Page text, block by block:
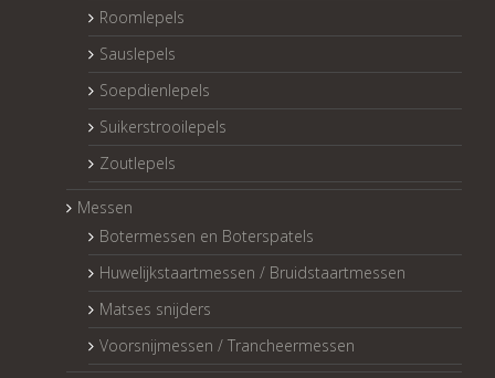
Roomlepels
Sauslepels
Soepdienlepels
Suikerstrooilepels
Zoutlepels
Messen
Botermessen en Boterspatels
Huwelijkstaartmessen / Bruidstaartmessen
Matses snijders
Voorsnijmessen / Trancheermessen